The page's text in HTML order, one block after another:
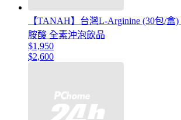
【TANAH】台灣L-Arginine (30包/盒)
胺酸 全素沖泡飲品
$1,950
$2,600